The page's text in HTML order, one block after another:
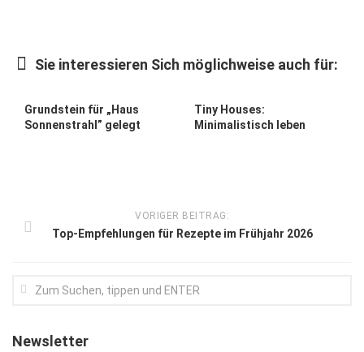
Lifestyle
Podcast
Sie interessieren Sich möglichweise auch für:
Grundstein für „Haus
Sonnenstrahl” gelegt
Tiny Houses:
Minimalistisch leben
VORIGER BEITRAG:
Top-Empfehlungen für Rezepte im Frühjahr 2026
Newsletter